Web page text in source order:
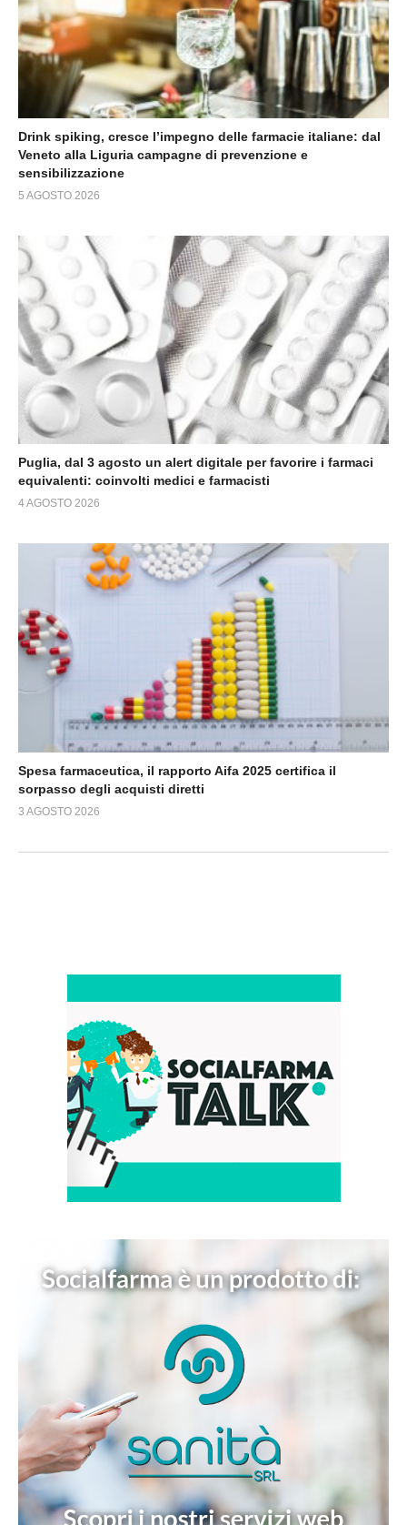
Drink spiking, cresce l’impegno delle farmacie italiane: dal
Veneto alla Liguria campagne di prevenzione e
sensibilizzazione
5 AGOSTO 2026
Puglia, dal 3 agosto un alert digitale per favorire i farmaci
equivalenti: coinvolti medici e farmacisti
4 AGOSTO 2026
Spesa farmaceutica, il rapporto Aifa 2025 certifica il
sorpasso degli acquisti diretti
3 AGOSTO 2026